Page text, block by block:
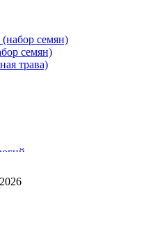
семян)
семян)
трава)